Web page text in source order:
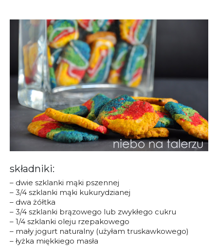
składniki:
– dwie szklanki mąki pszennej
– 3/4 szklanki mąki kukurydzianej
– dwa żółtka
– 3/4 szklanki brązowego lub zwykłego cukru
– 1/4 szklanki oleju rzepakowego
– mały jogurt naturalny (użyłam truskawkowego)
– łyżka miękkiego masła